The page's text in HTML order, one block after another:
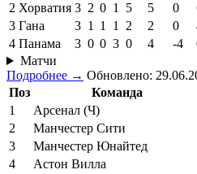
2 Хорватия 3 2 0 1 5 5 0
3 Гана 3 1 1 1 2 2 0
4 Панама 3 0 0 3 0 4 -4
Матчи
Подробнее → Обновлено:
Поз
Команда
1
Арсенал (Ч)
2
Манчестер Сити
3
Манчестер Юнайтед
4
Астон Вилла